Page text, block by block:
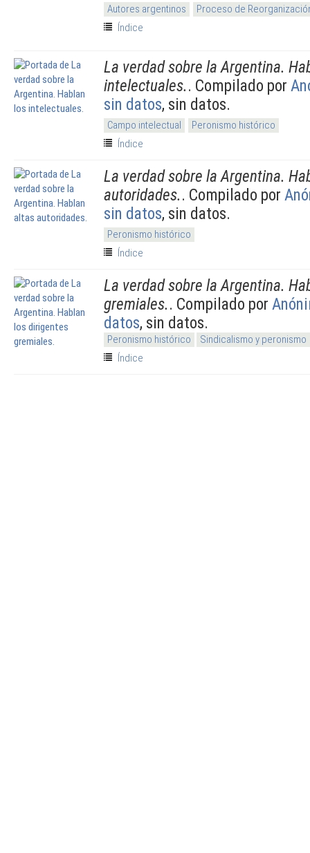
Autores argentinos
Proceso de
Índice
La verdad sobre la Argentina.
intelectuales.. Compilado por
sin datos, sin datos.
Campo intelectual
Peronismo histórico
Índice
La verdad sobre la Argentina.
autoridades.. Compilado por
sin datos, sin datos.
Peronismo histórico
Índice
La verdad sobre la Argentina.
gremiales.. Compilado por
datos, sin datos.
Peronismo histórico
Sindicalismo y peronismo
Índice